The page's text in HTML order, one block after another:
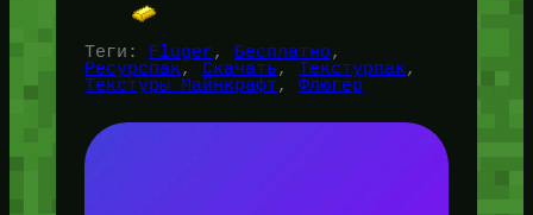
Теги: Fluger, Бесплатно
Ресурспак, Скачать, Текстурпак
Текстуры Майнкрафт, Флюгер